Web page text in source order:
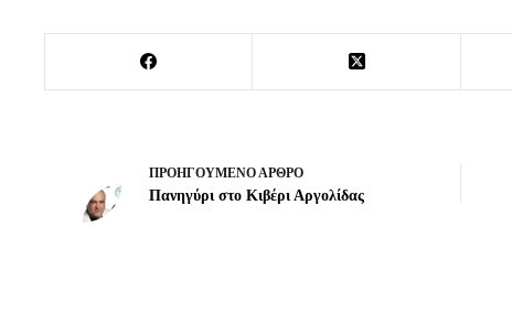
ΠΡΟΗΓΟΎΜΕΝΟΆΡΘΡΟ
Πανηγύρι στο Κιβέρι Αργολίδας